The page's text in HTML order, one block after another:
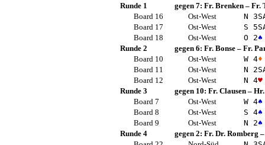
Runde 1 gegen 7: Fr. Brenken – Fr.
Board 16
Ost-West N 3
Board 17
Ost-West S 5
Board 18
Ost-West O 2♠
Runde 2
gegen 6: Fr. Bonse – Fr.
Board 10
Ost-West W 4♦
Board 11
Ost-West N 2
Board 12
Ost-West N 4♥
Runde 3
gegen 10: Fr. Clausen –
Board 7
Ost-West W 4♠
Board 8
Ost-West S 4♠
Board 9
Ost-West N 2♠
Runde 4
gegen 2: Fr. Dr. Romberg